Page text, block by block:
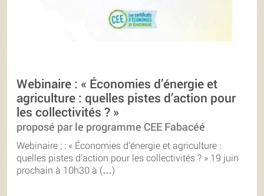
Webinaire : « Économies d’énergie et
agriculture : quelles pistes d’action pour
les collectivités ? »
proposé par le programme CEE Fabacéé
Webinaire ; : « Économies d’énergie et agriculture :
quelles pistes d’action pour les collectivités ? » 19 juin
prochain à 10h30 à (…)